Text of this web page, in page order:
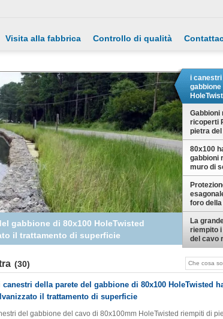
Visita alla fabbrica Controllo di qualità
ricoperti PVC, gabbie di pietra del
muro di sostegno
i canestri
gabbione
di
Gabbioni
ricoperti
pietra
muro di
80x100
gabbioni
muro di
canestri
foro
d'acciaio
La
riempito i
del cavo
per
fiume
(30)
canestri della parete del gabbione di 80x100 HoleTwisted
il trattamento di superficie
del gabbione del cavo di 80x100mm HoleTwisted riempiti di